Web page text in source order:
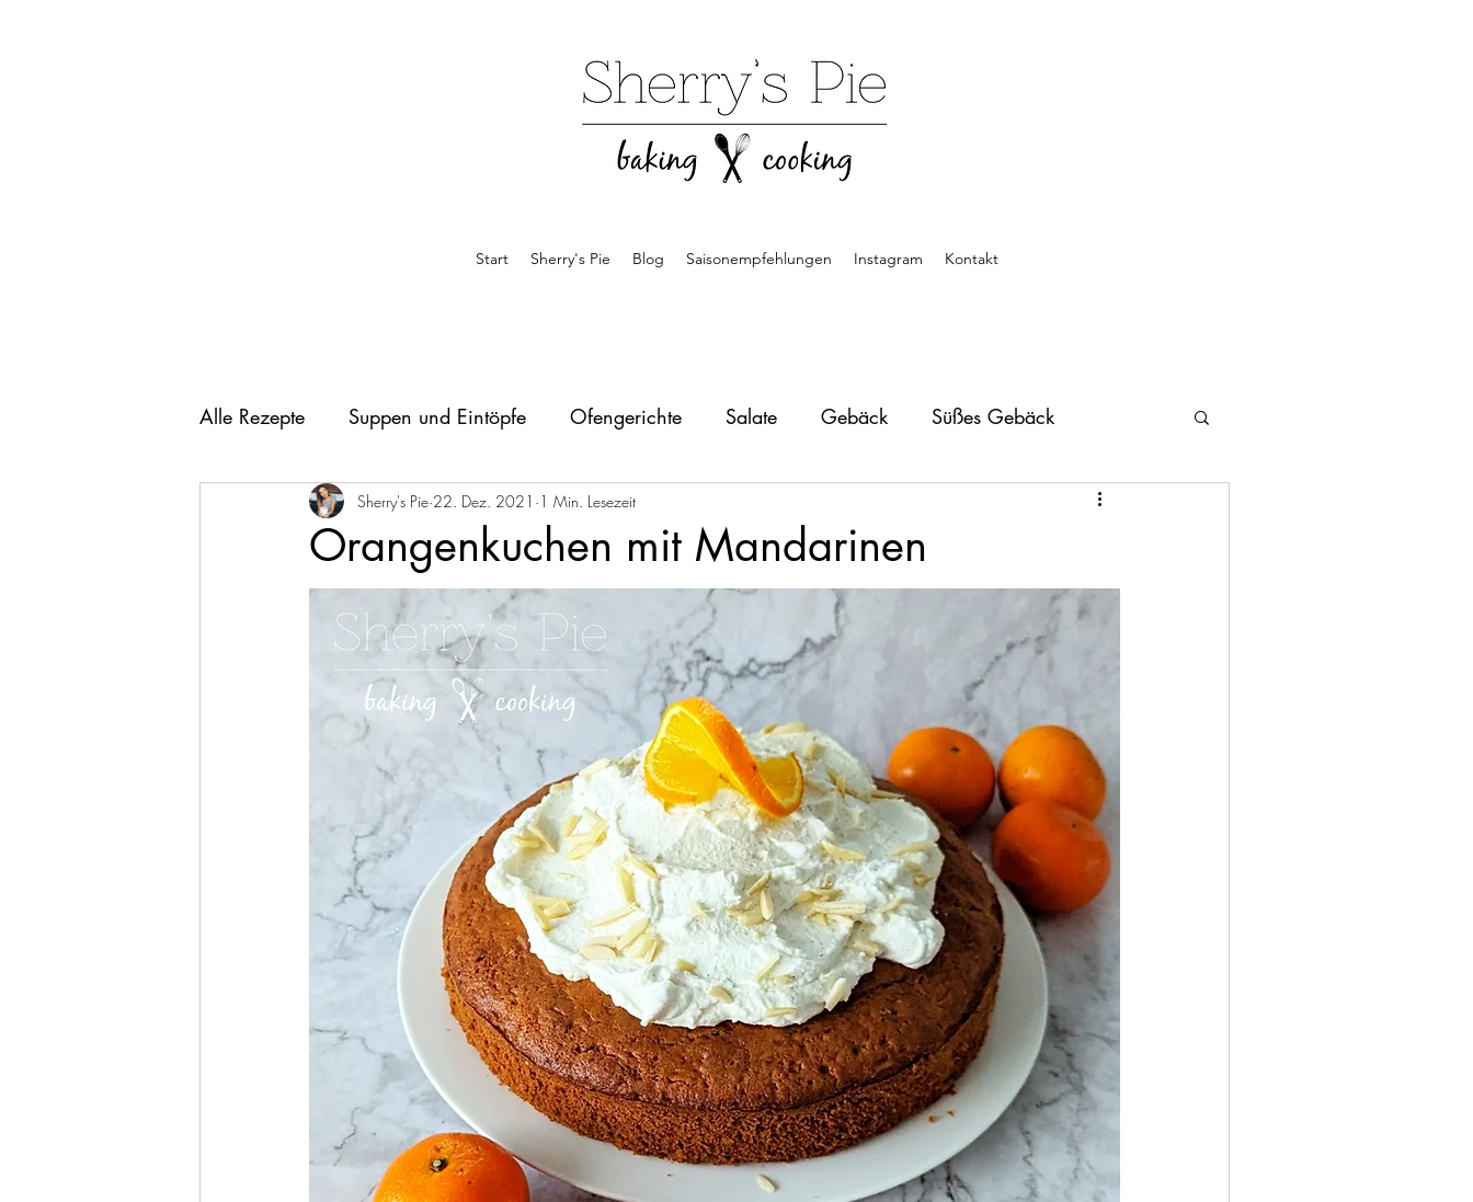
Start Sherry's Pie Blog Saisonempfehlungen Instagram Kontakt
Alle Rezepte Suppen und Eintöpfe Ofengerichte Salate Gebäck Süßes Gebäck
Herzhaftes Gebäck Kuchen Torten
Fisch & Meeresfrüchte Reis Vegetarisch Schnelle Rezepte Süßspeisen Kartoffelgerichte
Dips & Saucen Vegan Frühstück Getränke Pizza Zuckerfrei & Süß Januar
März Mai Juni Juli
Orangenkuchen mit Mandarinen
Sherry's Pie 22. Dez. 2021 1 Min. Lesezeit